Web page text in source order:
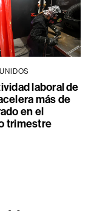
laboral de
más de
en el
trimestre